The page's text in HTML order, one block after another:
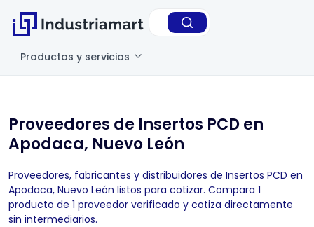
Productos y servicios
Proveedores de Insertos PCD en
Apodaca, Nuevo León
Proveedores, fabricantes y distribuidores de Insertos PCD en
Apodaca, Nuevo León listos para cotizar. Compara 1
producto de 1 proveedor verificado y cotiza directamente
sin intermediarios.